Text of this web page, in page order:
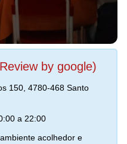
by google)
150, 4780-468 Santo
a 22:00
acolhedor e